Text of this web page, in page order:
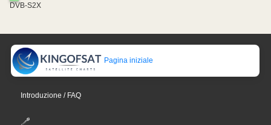
DVB-S2X
Pagina iniziale
Introduzione / FAQ